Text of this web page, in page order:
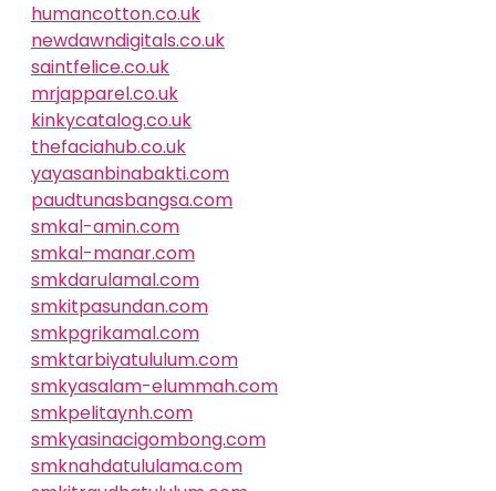
humancotton.co.uk
newdawndigitals.co.uk
saintfelice.co.uk
mrjapparel.co.uk
kinkycatalog.co.uk
thefaciahub.co.uk
yayasanbinabakti.com
paudtunasbangsa.com
smkal-amin.com
smkal-manar.com
smkdarulamal.com
smkitpasundan.com
smkpgrikamal.com
smktarbiyatululum.com
smkyasalam-elummah.com
smkpelitaynh.com
smkyasinacigombong.com
smknahdatululama.com